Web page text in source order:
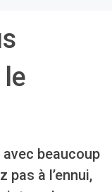
beaucoup
pas à l’ennui,